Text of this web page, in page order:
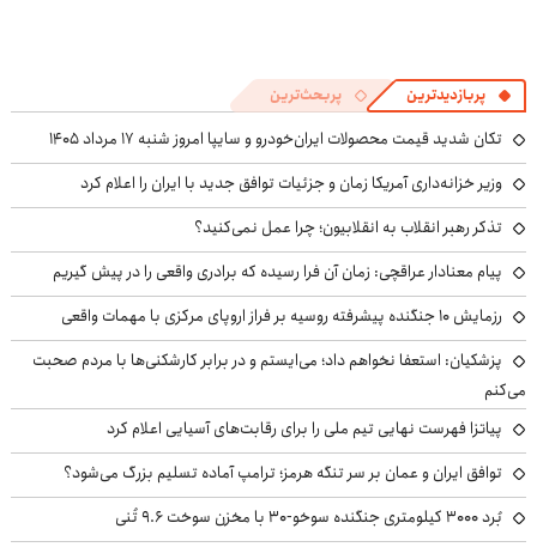
پربازدیدترین پربحث‌ترین
تکان شدید قیمت محصولات ایران‌خودرو و سایپا امروز شنبه ۱۷ مرداد ۱۴۰۵
وزیر خزانه‌داری آمریکا زمان و جزئیات توافق جدید با ایران را اعلام کرد
تذکر رهبر انقلاب به انقلابیون؛ چرا عمل نمی‌کنید؟
پیام معنادار عراقچی: زمان آن فرا رسیده که برادری واقعی را در پیش گیریم
رزمایش ۱۰ جنگنده پیشرفته روسیه بر فراز اروپای مرکزی با مهمات واقعی
پزشکیان: استعفا نخواهم داد؛ می‌ایستم و در برابر کارشکنی‌ها با مردم صحبت
می‌کنم
پیاتزا فهرست نهایی تیم ملی را برای رقابت‌های آسیایی اعلام کرد
توافق ایران و عمان بر سر تنگه هرمز؛ ترامپ آماده تسلیم بزرگ می‌شود؟
بُرد ۳۰۰۰ کیلومتری جنگنده سوخو-۳۰ با مخزن سوخت ۹.۶ تُنی